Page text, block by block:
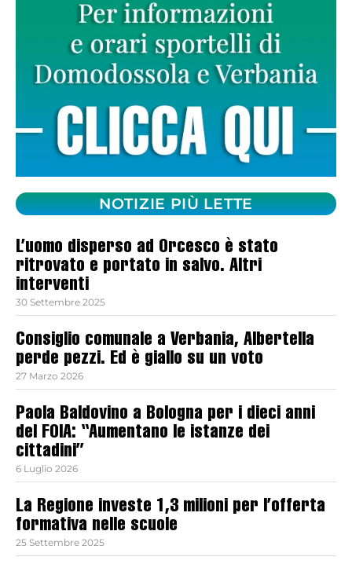
NOTIZIE PIÙ LETTE
L’uomo disperso ad Orcesco è stato
ritrovato e portato in salvo. Altri
interventi
30 Settembre 2025
Consiglio comunale a Verbania, Albertella
perde pezzi. Ed è giallo su un voto
27 Marzo 2026
Paola Baldovino a Bologna per i dieci anni
del FOIA: “Aumentano le istanze dei
cittadini”
6 Luglio 2026
La Regione investe 1,3 milioni per l’offerta
formativa nelle scuole
25 Settembre 2025